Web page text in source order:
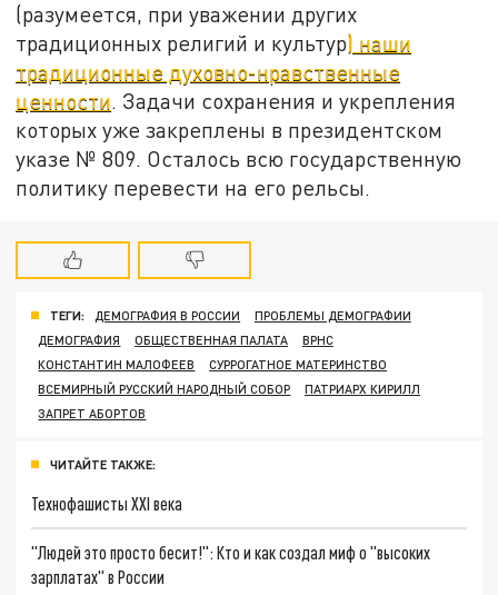
(разумеется, при уважении других
традиционных религий и культур) наши
традиционные духовно-нравственные
ценности. Задачи сохранения и укрепления
которых уже закреплены в президентском
указе № 809. Осталось всю государственную
политику перевести на его рельсы.
ТЕГИ: ДЕМОГРАФИЯ В РОССИИ
ПРОБЛЕМЫ ДЕМОГРАФИИ
ДЕМОГРАФИЯ
ОБЩЕСТВЕННАЯ ПАЛАТА
ВРНС
КОНСТАНТИН МАЛОФЕЕВ
СУРРОГАТНОЕ МАТЕРИНСТВО
ВСЕМИРНЫЙ РУССКИЙ НАРОДНЫЙ СОБОР
ПАТРИАРХ КИРИЛЛ
ЗАПРЕТ АБОРТОВ
ЧИТАЙТЕ ТАКЖЕ:
Технофашисты XXI века
"Людей это просто бесит!": Кто и как создал миф о "высоких
зарплатах" в России